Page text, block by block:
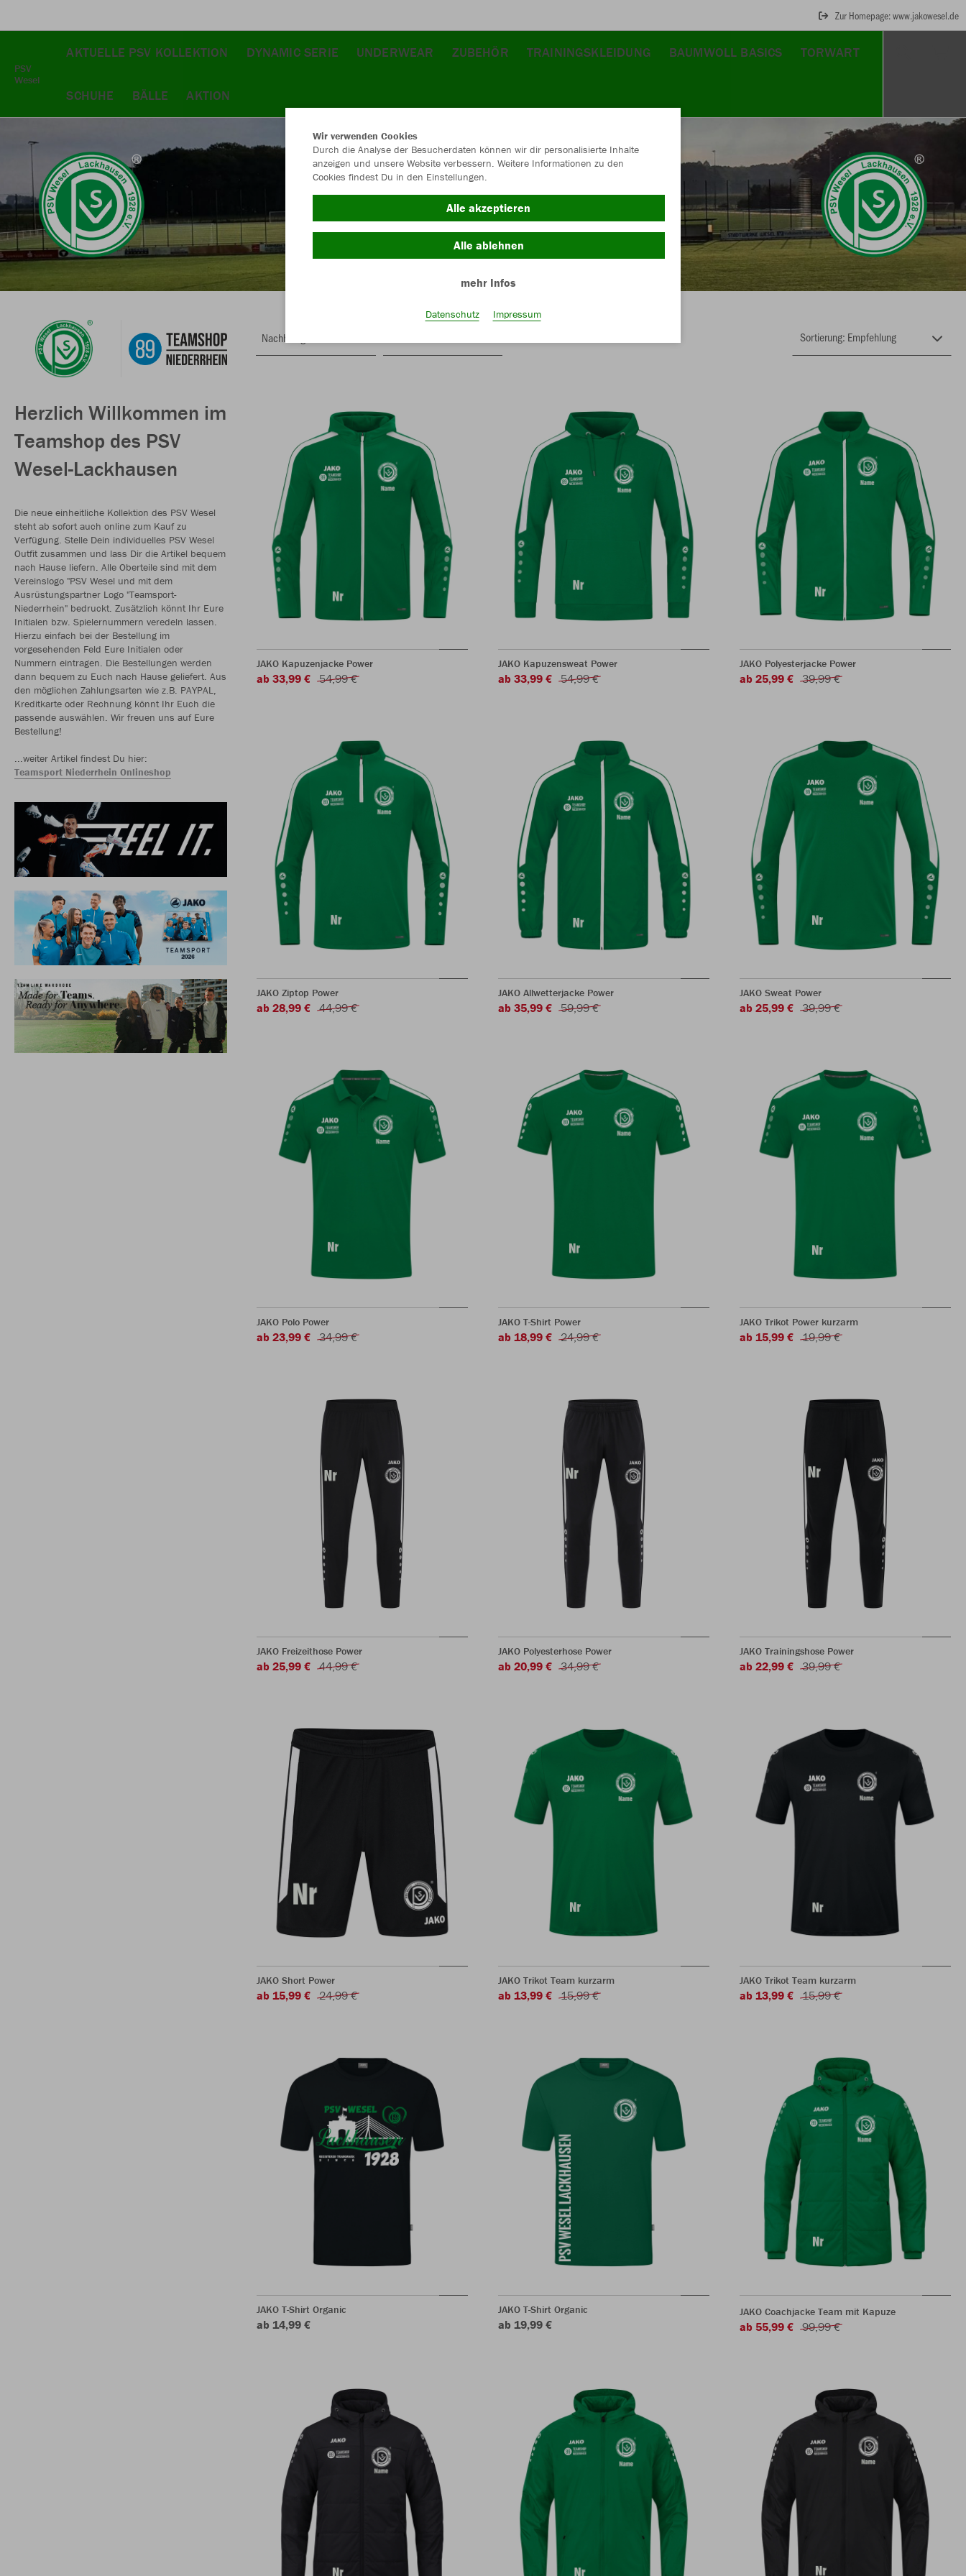
Zur Homepage: www.jakowesel.de
PSV
Wesel
AKTUELLE PSV KOLLEKTION DYNAMIC SERIE UNDERWEAR ZUBEHÖR TRAININGSKLEIDUNG BAUMWOLL BASICS TORWART
SCHUHE BÄLLE AKTION
Herzlich Willkommen im
Teamshop des PSV
Wesel-Lackhausen
Die neue einheitliche Kollektion des PSV Wesel
steht ab sofort auch online zum Kauf zu
Verfügung. Stelle Dein individuelles PSV Wesel
Outfit zusammen und lass Dir die Artikel bequem
nach Hause liefern. Alle Oberteile sind mit dem
Vereinslogo "PSV Wesel und mit dem
Ausrüstungspartner Logo "Teamsport-
Niederrhein" bedruckt. Zusätzlich könnt Ihr Eure
Initialen bzw. Spielernummern veredeln lassen.
Hierzu einfach bei der Bestellung im
vorgesehenden Feld Eure Initialen oder
Nummern eintragen. Die Bestellungen werden
dann bequem zu Euch nach Hause geliefert. Aus
den möglichen Zahlungsarten wie z.B. PAYPAL,
Kreditkarte oder Rechnung könnt Ihr Euch die
passende auswählen. Wir freuen uns auf Eure
Bestellung!
...weiter Artikel findest Du hier:
Teamsport Niederrhein Onlineshop
Nachhaltig
JAKO Kapuzenjacke Power
ab 33,99 € 54,99 €
JAKO Kapuzensweat Power
ab 33,99 € 54,99 €
JAKO Polyesterjacke Power
ab 25,99 € 39,99 €
JAKO Ziptop Power
ab 28,99 € 44,99 €
JAKO Allwetterjacke Power
ab 35,99 € 59,99 €
JAKO Sweat Power
ab 25,99 € 39,99 €
JAKO Polo Power
ab 23,99 € 34,99 €
JAKO T-Shirt Power
ab 18,99 € 24,99 €
JAKO Trikot Power kurzarm
ab 15,99 € 19,99 €
JAKO Freizeithose Power
ab 25,99 € 44,99 €
JAKO Polyesterhose Power
ab 20,99 € 34,99 €
JAKO Trainingshose Power
ab 22,99 € 39,99 €
JAKO Short Power
ab 15,99 € 24,99 €
JAKO Trikot Team kurzarm
ab 13,99 € 15,99 €
JAKO Trikot Team kurzarm
ab 13,99 € 15,99 €
JAKO T-Shirt Organic
ab 14,99 €
JAKO T-Shirt Organic
ab 19,99 €
JAKO Coachjacke Team mit Kapuze
ab 55,99 € 99,99 €
Wir verwenden Cookies
Durch die Analyse der Besucherdaten können wir dir personalisierte Inhalte
anzeigen und unsere Website verbessern. Weitere Informationen zu den
Cookies findest Du in den Einstellungen.
Alle akzeptieren
Alle ablehnen
mehr Infos
Datenschutz Impressum